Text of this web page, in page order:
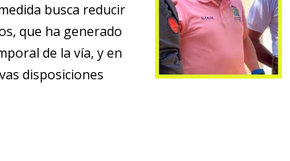
busca reducir
que ha generado
de la vía, y en
disposiciones